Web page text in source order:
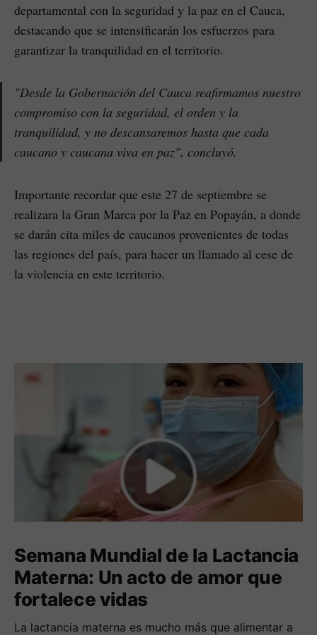
departamental con la seguridad y la paz en el Cauca,
destacando que se intensificarán los esfuerzos para
garantizar la tranquilidad en el territorio.
"Desde la Gobernación del Cauca reafirmamos nuestro
compromiso con la seguridad, el orden y la
tranquilidad, y no descansaremos hasta que cada
caucano y caucana viva en paz", concluyó.
Importante recordar que este 27 de septiembre se
realizara la Gran Marca por la Paz en Popayán, a donde
se darán cita miles de caucanos provenientes de todas
las regiones del país, para hacer un llamado al cese de
la violencia en este territorio.
Semana Mundial de la Lactancia
Materna: Un acto de amor que
fortalece vidas
La lactancia materna es mucho más que alimentar a